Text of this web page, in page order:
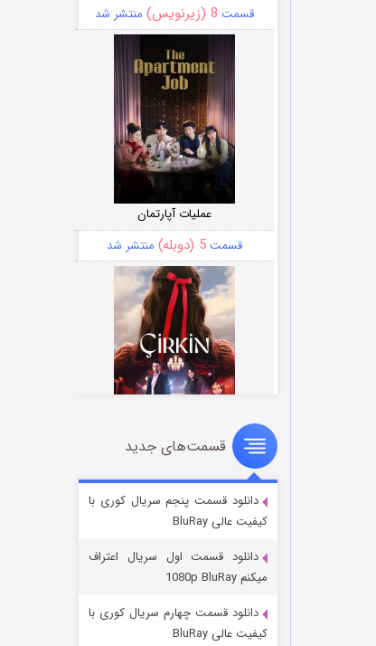
قسمت 8 (زیرنویس) منتشر شد
عملیات آپارتمان
قسمت5 (دوبله) منتشر شد
سریال زشت
قسمت2 (زیرنویس) منتشر شد
قسمت‌های جدید
دانلود قسمت پنجم سریال کوری با
کیفیت عالی BluRay
دانلود قسمت اول سریال اعتراف
میکنم 1080p BluRay
دانلود قسمت چهارم سریال کوری با
کیفیت عالی BluRay